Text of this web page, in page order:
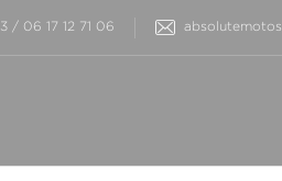
/ 06 17 12 71 06